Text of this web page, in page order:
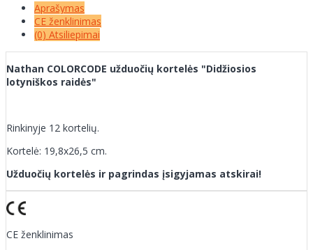
Aprašymas
CE ženklinimas
(0) Atsiliepimai
Nathan COLORCODE užduočių kortelės "Didžiosios
lotyniškos raidės"
Rinkinyje 12 kortelių.
Kortelė: 19,8x26,5 cm.
Užduočių kortelės ir pagrindas įsigyjamas atskirai!
CE ženklinimas